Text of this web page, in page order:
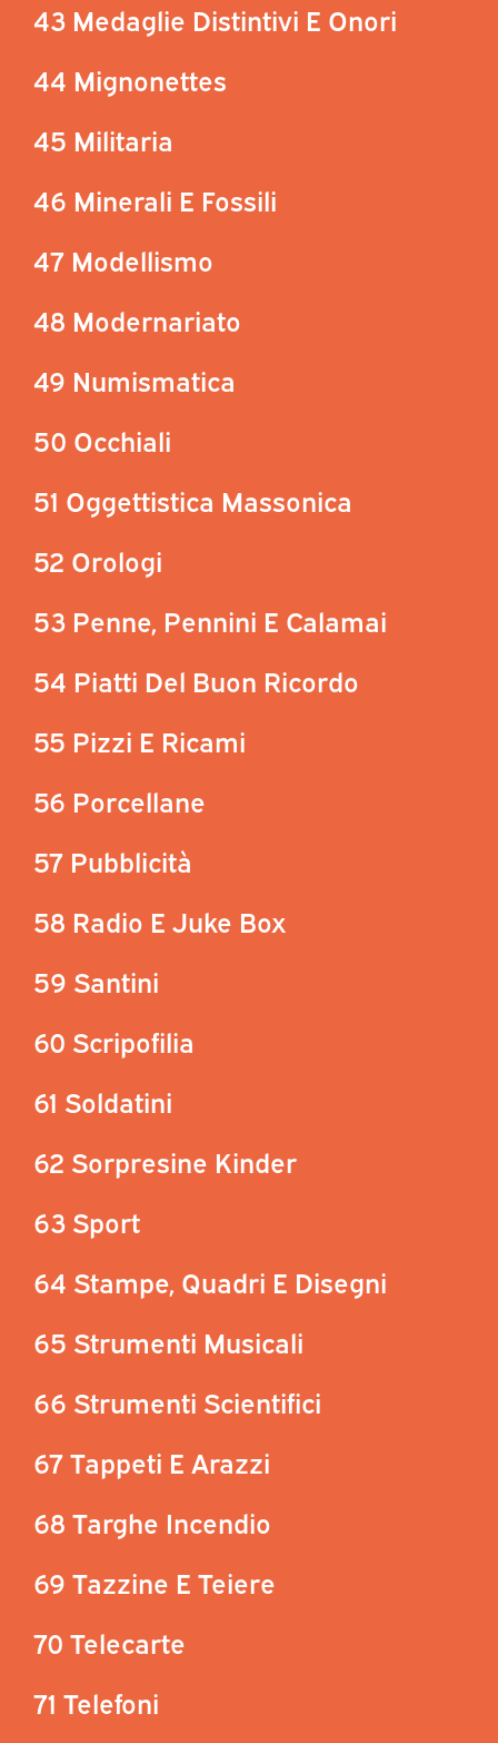
43 Medaglie Distintivi E Onori
44 Mignonettes
45 Militaria
46 Minerali E Fossili
47 Modellismo
48 Modernariato
49 Numismatica
50 Occhiali
51 Oggettistica Massonica
52 Orologi
53 Penne, Pennini E Calamai
54 Piatti Del Buon Ricordo
55 Pizzi E Ricami
56 Porcellane
57 Pubblicità
58 Radio E Juke Box
59 Santini
60 Scripofilia
61 Soldatini
62 Sorpresine Kinder
63 Sport
64 Stampe, Quadri E Disegni
65 Strumenti Musicali
66 Strumenti Scientifici
67 Tappeti E Arazzi
68 Targhe Incendio
69 Tazzine E Teiere
70 Telecarte
71 Telefoni